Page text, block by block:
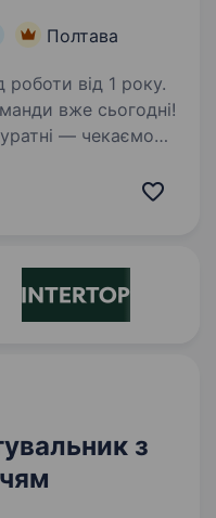
Полтава
роботи від 1 року.
вже сьогодні!
— чекаємо
з